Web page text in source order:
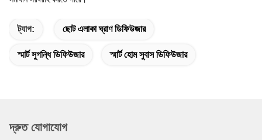
ট্যাগ: ছোট এলাকা ঘ্রাণ ডিফিউজার
স্মার্ট সুগন্ধি ডিফিউজার স্মার্ট হোম সুবাস ডিফিউজার
দ্রুত যোগাযোগ